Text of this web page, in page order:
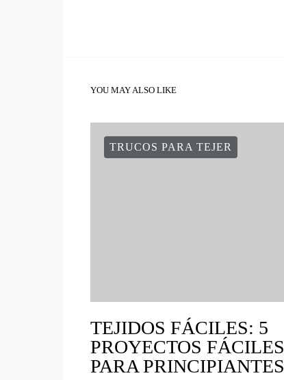
YOU MAY ALSO LIKE
TRUCOS PARA TEJER
TEJIDOS FÁCILES: 5
PROYECTOS FÁCILES
PARA PRINCIPIANTES